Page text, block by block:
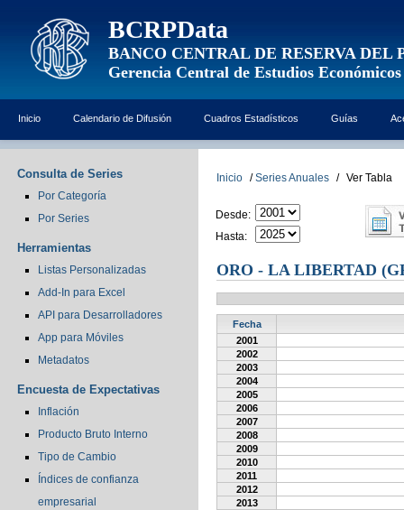
BCRPData
BANCO CENTRAL DE RESERVA DEL
Gerencia Central de Estudios Económicos
Inicio Calendario de Difusión Cuadros Estadísticos Guías
Consulta de Series
Por Categoría
Por Series
Herramientas
Listas Personalizadas
Add-In para Excel
API para Desarrolladores
App para Móviles
Metadatos
Encuesta de Expectativas
Inflación
Producto Bruto Interno
Tipo de Cambio
Índices de confianza
empresarial
Inicio / Series Anuales / Ver Tabla
Desde:
Hasta:
ORO - LA LIBERTAD
Fecha
2001
2002
2003
2004
2005
2006
2007
2008
2009
2010
2011
2012
2013